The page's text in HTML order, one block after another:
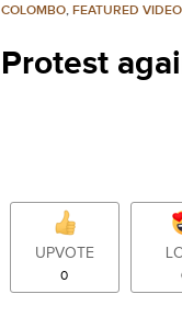
COLOMBO, FEATURED VIDEO
Protest
UPVOTE
0